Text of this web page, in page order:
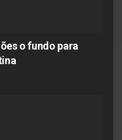
o fundo para